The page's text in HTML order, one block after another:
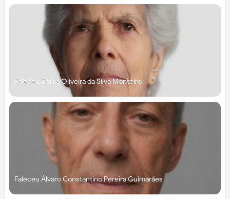
Faleceu Emília Oliveira da Silva Monteiro
Faleceu Álvaro Constantino Pereira Guimarães